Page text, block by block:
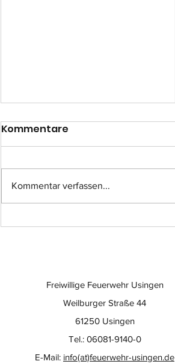
Einsatz-Nr.: 057
Kommentare
Kommentar verfassen...
Freiwillige Feuerwehr Usingen
Weilburger Straße 44
61250 Usingen
Tel.: 06081-9140-0
E-Mail: info(at)feuerwehr-usingen.de